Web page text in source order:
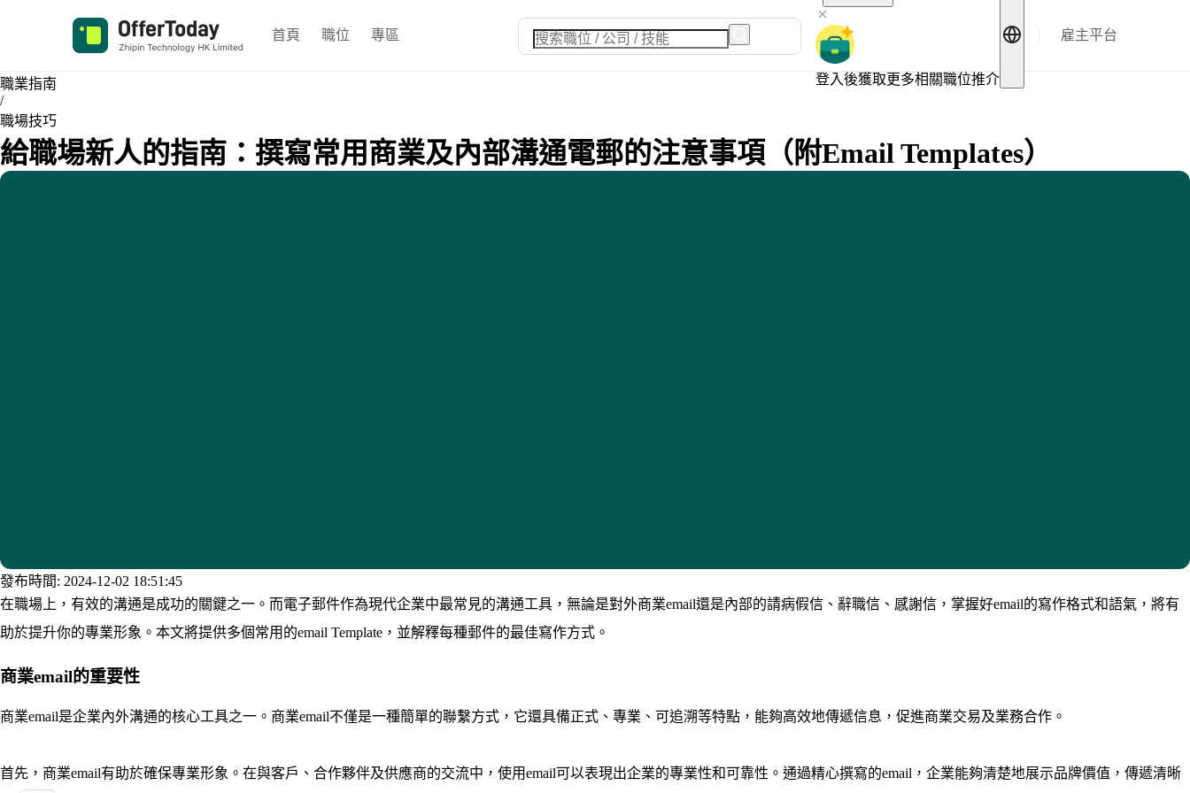
首頁 職位 專區
登入後獲取更多相關職位推介
雇主平台
職業指南
/
職場技巧
給職場新人的指南：撰寫常用商業及內部溝通電郵的注意事項（附Email Templates）
發布時間: 2024-12-02 18:51:45
在職場上，有效的溝通是成功的關鍵之一。而電子郵件作為現代企業中最常見的溝通工具，無論是對外商業email還是內部的請病假信、辭職信、感謝信，掌握好email的寫作格式和語氣，將有
助於提升你的專業形象。本文將提供多個常用的email Template，並解釋每種郵件的最佳寫作方式。
商業email的重要性
商業email是企業內外溝通的核心工具之一。商業email不僅是一種簡單的聯繫方式，它還具備正式、專業、可追溯等特點，能夠高效地傳遞信息，促進商業交易及業務合作。
首先，商業email有助於確保專業形象。在與客戶、合作夥伴及供應商的交流中，使用email可以表現出企業的專業性和可靠性。通過精心撰寫的email，企業能夠清楚地展示品牌價值，傳遞清晰